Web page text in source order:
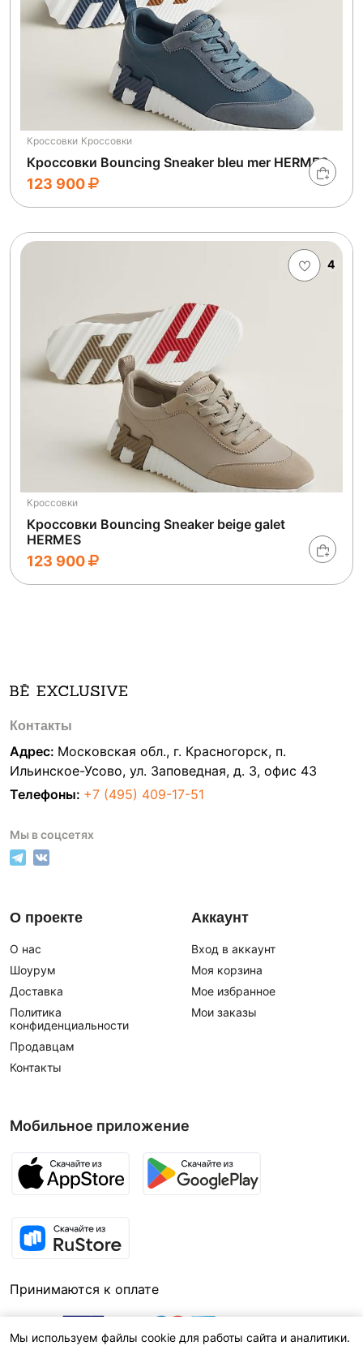
Кроссовки Кроссовки
Кроссовки Bouncing Sneaker bleu mer HERMES
123 900
4
Кроссовки
Кроссовки Bouncing Sneaker beige galet
HERMES
123 900
Контакты
Адрес: Московская обл., г. Красногорск, п.
Ильинское-Усово, ул. Заповедная, д. 3, офис 43
Телефоны: +7 (495) 409-17-51
Мы в соцсетях
О проекте
О нас
Шоурум
Доставка
Политика
конфиденциальности
Продавцам
Контакты
Аккаунт
Вход в аккаунт
Моя корзина
Мое избранное
Мои заказы
Мобильное приложение
Принимаются к оплате
Мы используем файлы cookie для работы сайта и аналитики.